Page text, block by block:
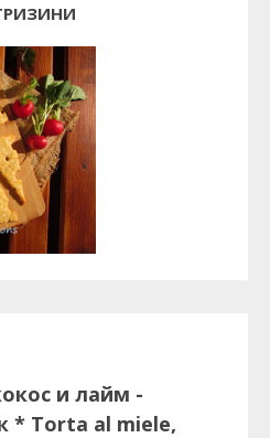
и лайм -
* Torta al miele,